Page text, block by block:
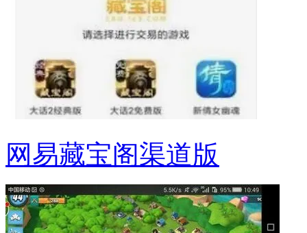
网易藏宝阁渠道版